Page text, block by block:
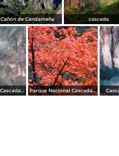
Cañón de Candameña cascada
Parque Nacional Cascada de Basaseachi Parque Nacional Cascada de Basaseachi